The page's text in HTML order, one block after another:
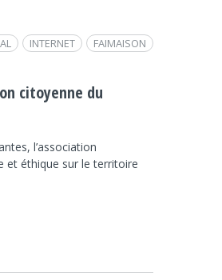
FAIMAISON
INTERNET
citoyenne du
l’association
et éthique sur le territoire